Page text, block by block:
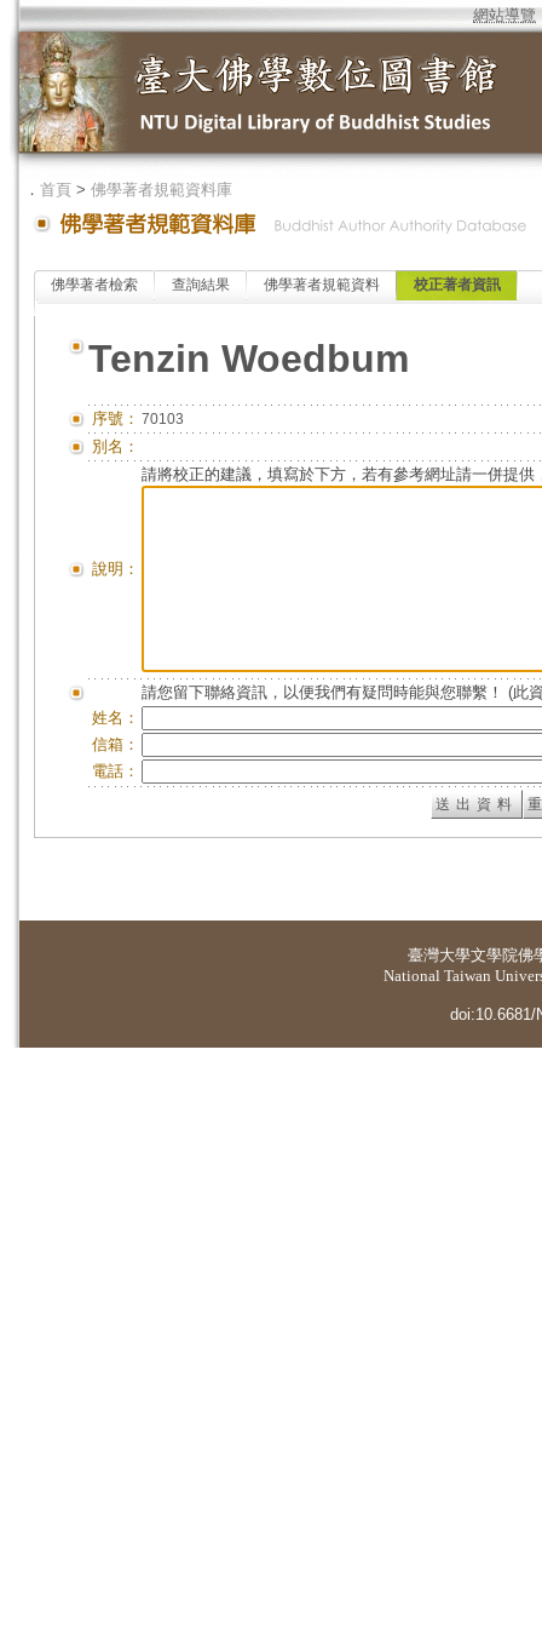
網站導覽
． 首頁 > 佛學著者規範資料庫
佛學著者檢索 查詢結果 佛學著者規範資料 校正著者資訊
Tenzin Woedbum
序號： 70103
別名：
說明：
請將校正的建議，填寫於下方，若有參考網址請一併提供
請您留下聯絡資訊，以便我們有疑問時能與您聯繫！ (此
姓名：
信箱：
電話：
臺灣大學文學院佛
National Taiwan
doi:10.6681/